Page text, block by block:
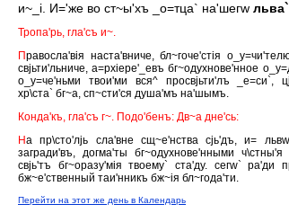
и~_i. И='же во ст~ы'хъ _о=тца` на'шегw льва`
Тропа'рь, гла'съ и~.
Правосла'вiя наста'вниче, бл~гоче'стiя
свjьти'льниче, а=рхiере'_евъ бг~одухнове'нное
о_у=че'ньми твои'ми вся^ просвjьти'лъ _е=си`,
хр\ста` бг~а, сп~сти'ся душа'мъ на'шымъ.
Конда'къ, гла'съ г~. Подо'бенъ: Дв~а дне'сь:
На пр\сто'лjь сла'вне сщ~е'нства сjь'дъ, и=
загради'въ, догма'ты бг~одухнове'нными
свjь'тъ бг~оразу'мiя твоему` ста'ду. сегw` ра'ди
бж~е'ственный таи'нникъ бж~iя бл~года'ти.
Перейти на этот же день в Календарь